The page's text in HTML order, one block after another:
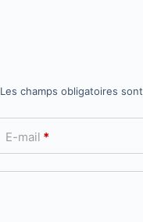
Les champs obligatoires
E-mail *